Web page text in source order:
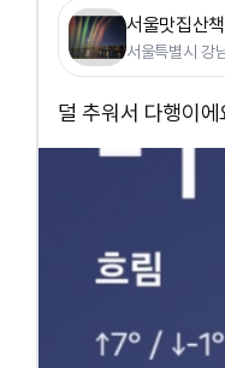
서울맛집산책
서울특별시 강
덜 추워서 다행이